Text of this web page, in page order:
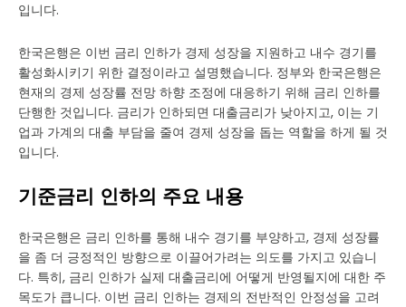
입니다.
한국은행은 이번 금리 인하가 경제 성장을 지원하고 내수 경기를
활성화시키기 위한 결정이라고 설명했습니다. 정부와 한국은행은
현재의 경제 성장률 전망 하향 조정에 대응하기 위해 금리 인하를
단행한 것입니다. 금리가 인하되면 대출금리가 낮아지고, 이는 기
업과 가계의 대출 부담을 줄여 경제 성장을 돕는 역할을 하게 될 것
입니다.
기준금리 인하의 주요 내용
한국은행은 금리 인하를 통해 내수 경기를 부양하고, 경제 성장률
을 좀 더 긍정적인 방향으로 이끌어가려는 의도를 가지고 있습니
다. 특히, 금리 인하가 실제 대출금리에 어떻게 반영될지에 대한 주
목도가 큽니다. 이번 금리 인하는 경제의 전반적인 안정성을 고려